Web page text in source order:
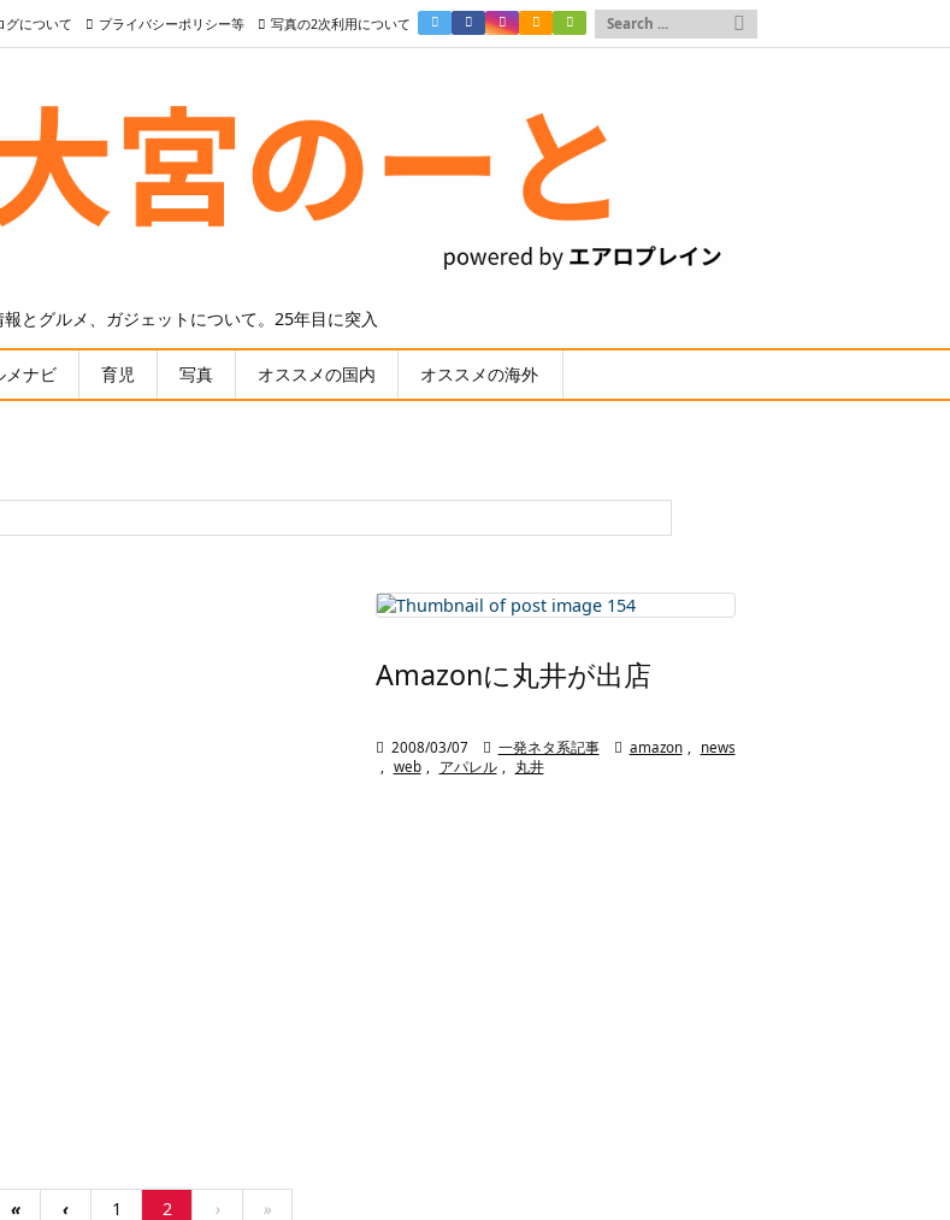
とグルメ、ガジェットについて。25年目に突入
メナビ 育児 写真 オススメの国内 オススメの海外
グについて プライバシーポリシー等 写真の2次利用について 
Amazonに丸井が出店
 2008/03/07  一発ネタ系記事  amazon ,
news
, web , アパレル , 丸井
« ‹ 1 2 › »